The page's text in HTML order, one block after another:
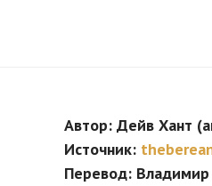
Автор: Дейв Хант
Источник:
Перевод: Владимир